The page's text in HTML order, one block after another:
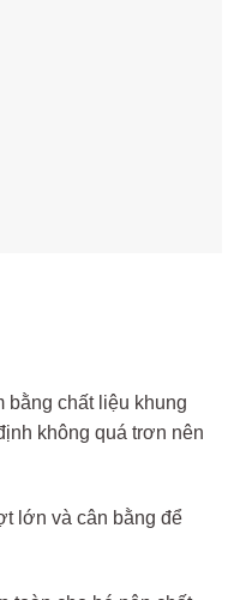
chất liệu khung
không quá trơn nên
lớn và cân bằng để